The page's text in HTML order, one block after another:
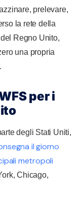
prelevare,
la rete della
Regno Unito,
una propria
per i
degli Stati Uniti,
il giorno
metropoli
Chicago,